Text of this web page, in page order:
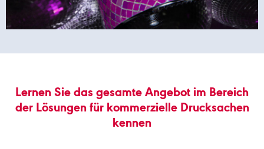
Lernen Sie das gesamte Angebot im Bereich
der Lösungen für kommerzielle Drucksachen
kennen